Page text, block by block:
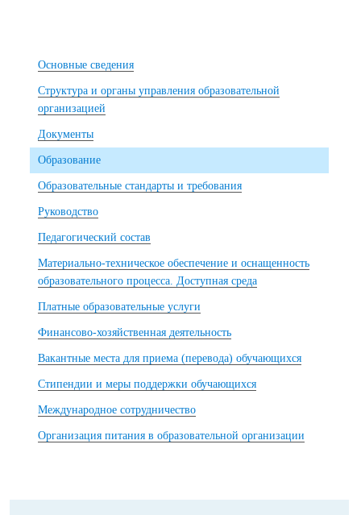
Основные сведения
Структура и органы управления образовательной
организацией
Документы
Образование
Образовательные стандарты и требования
Руководство
Педагогический состав
Материально-техническое обеспечение и оснащенность
образовательного процесса. Доступная среда
Платные образовательные услуги
Финансово-хозяйственная деятельность
Вакантные места для приема (перевода) обучающихся
Стипендии и меры поддержки обучающихся
Международное сотрудничество
Организация питания в образовательной организации